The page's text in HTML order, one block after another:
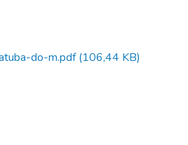
do-m.pdf(106,44 KB)